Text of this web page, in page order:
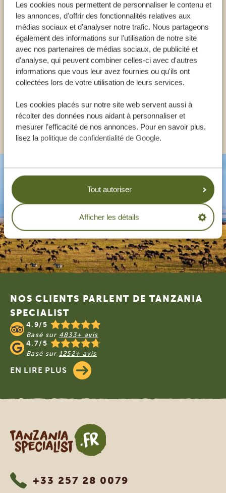
Les cookies nous permettent de personnaliser le contenu et
les annonces, d'offrir des fonctionnalités relatives aux
médias sociaux et d'analyser notre trafic. Nous partageons
également des informations sur l'utilisation de notre site
avec nos partenaires de médias sociaux, de publicité et
d'analyse, qui peuvent combiner celles-ci avec d'autres
informations que vous leur avez fournies ou qu'ils ont
collectées lors de votre utilisation de leurs services.
Les cookies placés sur notre site web servent aussi à
récolter des données nous aidant à personnaliser et
mesurer l’efficacité de nos annonces. Pour en savoir plus,
lisez la politique de confidentialité de Google.
Tout autoriser
Afficher les détails
Appeler un expert
NOS SPÉCIALISTES SONT LÀ POUR VOUS
AIDER
AUTRES PAYS
Footer
NOS CLIENTS PARLENT DE TANZANIA
SPECIALIST
4.9/5
Basé sur 4833+ avis
4.7/5
Basé sur 1252+ avis
EN LIRE PLUS
Tanzania Specialist
+33 257 28 0079